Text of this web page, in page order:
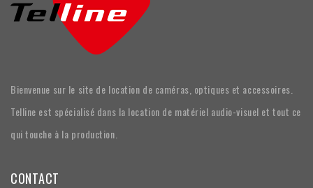
Bienvenue sur le site de location de caméras, optiques et accessoires.
Telline est spécialisé dans la location de matériel audio-visuel et tout ce
qui touche à la production.
CONTACT